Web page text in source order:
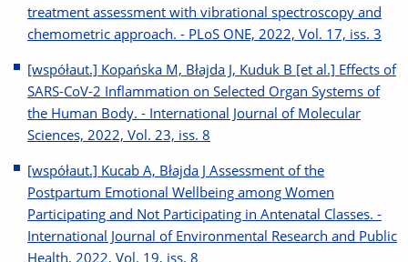
treatment assessment with vibrational spectroscopy and
chemometric approach. - PLoS ONE, 2022, Vol. 17, iss. 3
[współaut.] Kopańska M, Błajda J, Kuduk B [et al.] Effects of
SARS-CoV-2 Inflammation on Selected Organ Systems of
the Human Body. - International Journal of Molecular
Sciences, 2022, Vol. 23, iss. 8
[współaut.] Kucab A, Błajda J Assessment of the
Postpartum Emotional Wellbeing among Women
Participating and Not Participating in Antenatal Classes. -
International Journal of Environmental Research and Public
Health, 2022, Vol. 19, iss. 8